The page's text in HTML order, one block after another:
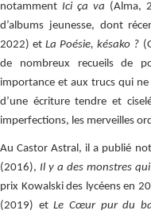
notamment Ici ça va (Alma,
d’albums jeunesse, dont
2022) etLa Poésie, késako ?
de nombreux recueils de
importance et aux trucs qui
d’une écriture tendre et
imperfections, les merveilles
Au Castor Astral, il a publié
(2016), Il y a des monstres
prix Kowalski des lycéens en
(2019) etLe Cœur pur du